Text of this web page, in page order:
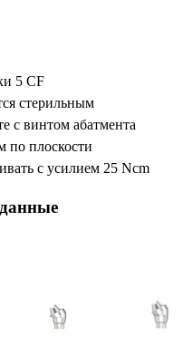
5 CF
стерильным
с винтом абатмента
по плоскости
с усилием 25 Ncm